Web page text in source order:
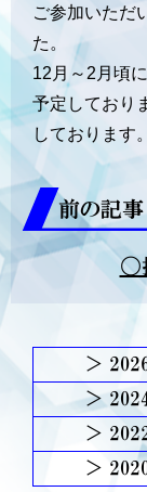
ご参加いただ
た。
12月～2月頃
予定しており
しております。
前の記事
〇